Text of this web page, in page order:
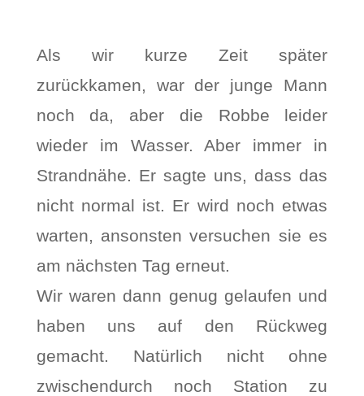
Als wir kurze Zeit später
zurückkamen, war der junge Mann
noch da, aber die Robbe leider
wieder im Wasser. Aber immer in
Strandnähe. Er sagte uns, dass das
nicht normal ist. Er wird noch etwas
warten, ansonsten versuchen sie es
am nächsten Tag erneut.
Wir waren dann genug gelaufen und
haben uns auf den Rückweg
gemacht. Natürlich nicht ohne
zwischendurch noch Station zu